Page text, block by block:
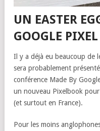
UN EASTER
GOOGLE
Il y a déjà eu beaucoup de
sera probablement
conférence Made By
un nouveau Pixelbook
(et surtout en France).
Pour les moins